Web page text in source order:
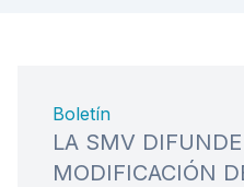
Boletín
LA SMV
MODIFICACIÓN